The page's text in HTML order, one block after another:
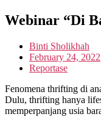
Webinar “Di
Binti Sholikhah
February 24, 2022
Reportase
Fenomena thrifting di
Dulu, thrifting hanya
memperpanjang usia